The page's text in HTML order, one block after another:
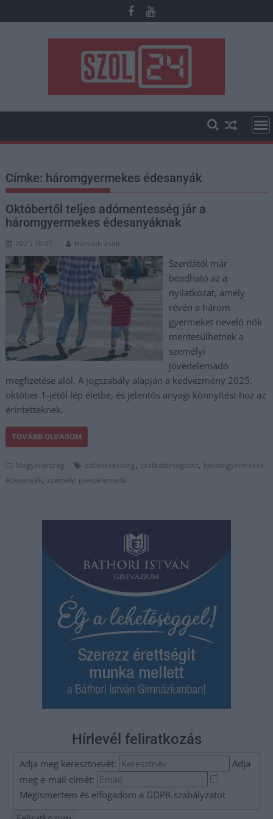
to
Címke: háromgyermekes édesanyák
Októbertől teljes adómentesség jár a
háromgyermekes édesanyáknak
2025.10.01. Horváth Zsolt
Szerdától már
beadható az a
nyilatkozat, amely
révén a három
gyermeket nevelő nők
mentesülhetnek a
személyi
jövedelemadó
megfizetése alól. A jogszabály alapján a kedvezmény 2025.
október 1-jétől lép életbe, és jelentős anyagi könnyítést hoz az
érintetteknek.
TOVÁBB OLVASOM
Magyarország adómentesség, családtámogatás, háromgyermekes
édesanyák, személyi jövedelemadó
Hírlevél feliratkozás
Adja meg keresztnevét:
Adja
meg e-mail címét:
Megismertem és elfogadom a GDPR-szabályzatot